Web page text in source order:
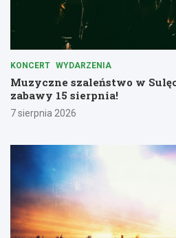
KONCERT WYDARZENIA
Muzyczne szaleństwo w
zabawy 15 sierpnia!
7 sierpnia 2026